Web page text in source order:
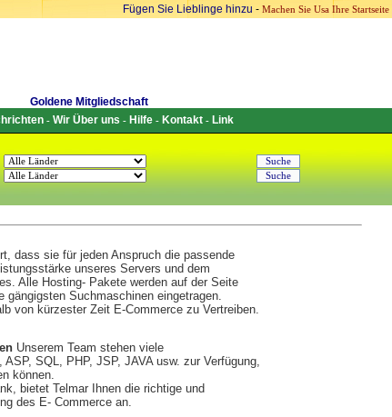
Fügen Sie Lieblinge hinzu - Machen Sie Usa Ihre Startseite
Goldene Mitgliedschaft
- Wir Über uns - Hilfe- Kontakt- Link
dass sie für jeden Anspruch die passende
unseres Servers und dem
Alle Hosting- Pakete werden auf der Seite
gängigsten Suchmaschinen eingetragen.
von kürzester Zeit E-Commerce zu Vertreiben.
Unserem Team stehen viele
SQL, PHP, JSP, JAVA usw. zur Verfügung,
können.
bietet Telmar Ihnen die richtige und
des E- Commerce an.